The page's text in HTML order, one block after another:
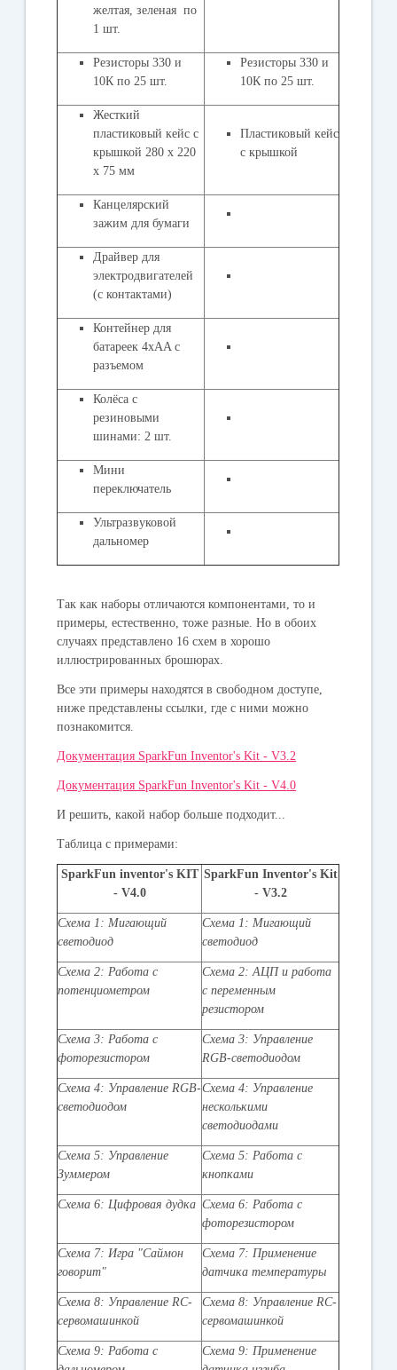
желтая, зеленая по
1 шт.
Резисторы 330 и
10К по 25 шт.
Резисторы 330 и
10К по 25 шт.
Жесткий
пластиковый кейс с
крышкой 280 х 220
х 75 мм
Пластиковый кейс
с крышкой
Канцелярский
зажим для бумаги
Драйвер для
электродвигателей
(с контактами)
Контейнер для
батареек 4xAA с
разъемом
Колёса с
резиновыми
шинами: 2 шт.
Мини
переключатель
Ультразвуковой
дальномер
Так как наборы отличаются компонентами, то и
примеры, естественно, тоже разные. Но в обоих
случаях представлено 16 схем в хорошо
иллюстрированных брошюрах.
Все эти примеры находятся в свободном доступе,
ниже представлены ссылки, где с ними можно
познакомится.
Документация SparkFun Inventor's Kit - V3.2
Документация SparkFun Inventor's Kit - V4.0
И решить, какой набор больше подходит...
Таблица с примерами:
SparkFun inventor's KIT
- V4.0
SparkFun Inventor's Kit
- V3.2
Схема 1: Мигающий
светодиод
Схема 1: Мигающий
светодиод
Схема 2: Работа с
потенциометром
Схема 2: АЦП и работа
с переменным
резистором
Схема 3: Работа с
фоторезистором
Схема 3: Управление
RGB-светодиодом
Схема 4: Управление RGB-
светодиодом
Схема 4: Управление
несколькими
светодиодами
Схема 5: Управление
Зуммером
Схема 5: Работа с
кнопками
Схема 6: Цифровая дудка Схема 6: Работа с
фоторезистором
Схема 7: Игра "Саймон
говорит"
Схема 7: Применение
датчика температуры
Схема 8: Управление RC-
сервомашинкой
Схема 8: Управление RC-
сервомашинкой
Схема 9: Работа с
Схема 9: Применение